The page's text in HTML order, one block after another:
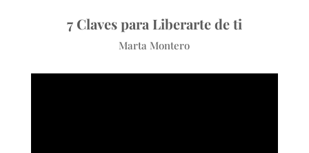
7 Claves para Liberarte de ti
Marta Montero